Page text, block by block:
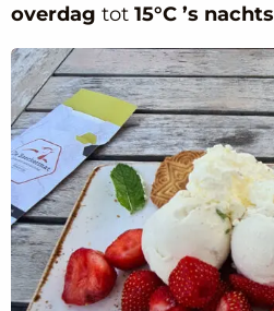
overdag tot 15°C ’s nachts